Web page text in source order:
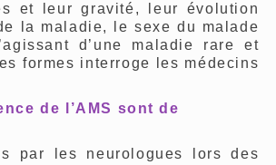
et leur gravité, leur évolution
la maladie, le sexe du malade
d’une maladie rare et
formes interroge les médecins
de l’AMS sont de
par les neurologues lors des